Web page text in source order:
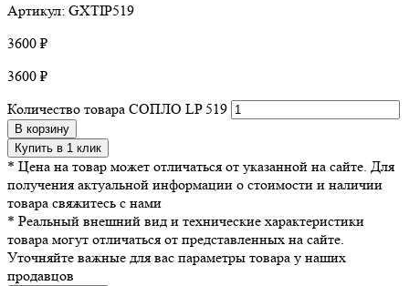
Артикул: GXTIP519
3600 ₽
3600 ₽
Количество товара СОПЛО LP 519
В корзину
Купить в 1 клик
* Цена на товар может отличаться от указанной на сайте. Для
получения актуальной информации о стоимости и наличии
товара свяжитесь с нами
* Реальный внешний вид и технические характеристики
товара могут отличаться от представленных на сайте.
Уточняйте важные для вас параметры товара у наших
продавцов